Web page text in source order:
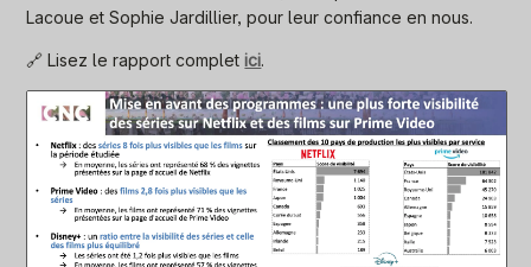
Lacoue et Sophie Jardillier, pour leur confiance en nous.
🔗 Lisez le rapport completici.